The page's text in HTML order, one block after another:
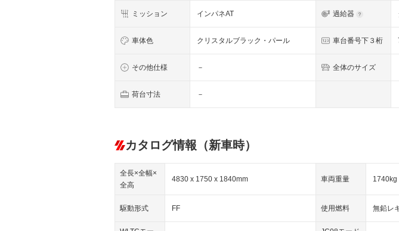
ミッション インパネAT 過給器
車体色 クリスタルブラック・パール 車台番号下３桁
その他仕様 － 全体のサイズ
荷台寸法 －
カタログ情報（新車時）
全長×全幅×
全高
4830 x 1750 x 1840mm 車両重量 1740kg
駆動形式 FF 使用燃料 無鉛レ